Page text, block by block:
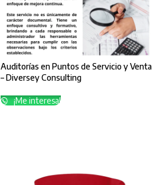
Auditorías en Puntos de Servicio y Venta
– Diversey Consulting
¡Me interesa!